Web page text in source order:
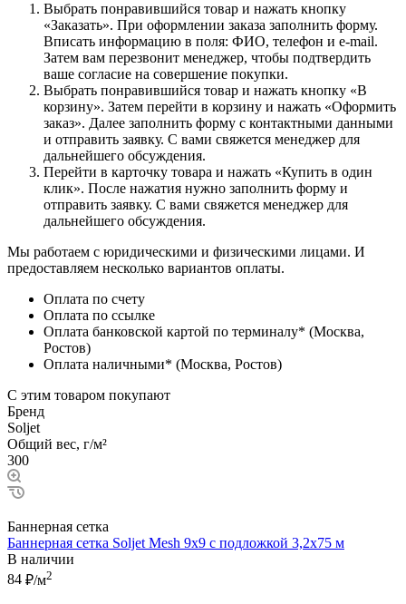
Выбрать понравившийся товар и нажать кнопку
«Заказать». При оформлении заказа заполнить форму.
Вписать информацию в поля: ФИО, телефон и e-mail.
Затем вам перезвонит менеджер, чтобы подтвердить
ваше согласие на совершение покупки.
Выбрать понравившийся товар и нажать кнопку «В
корзину». Затем перейти в корзину и нажать «Оформить
заказ». Далее заполнить форму с контактными данными
и отправить заявку. С вами свяжется менеджер для
дальнейшего обсуждения.
Перейти в карточку товара и нажать «Купить в один
клик». После нажатия нужно заполнить форму и
отправить заявку. С вами свяжется менеджер для
дальнейшего обсуждения.
Мы работаем с юридическими и физическими лицами. И
предоставляем несколько вариантов оплаты.
Оплата по счету
Оплата по ссылке
Оплата банковской картой по терминалу* (Москва,
Ростов)
Оплата наличными* (Москва, Ростов)
С этим товаром покупают
Бренд
Soljet
Общий вес, г/м²
300
Баннерная сетка
Баннерная сетка Soljet Mesh 9х9 с подложкой 3,2x75 м
В наличии
84 ₽/м2